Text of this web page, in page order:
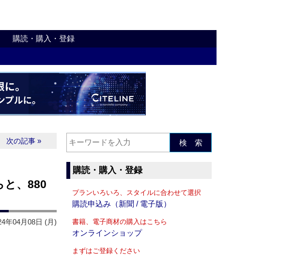
購読・購入・登録
次の記事 »
と、880
年04月08日 (月)
検 索
購読・購入・登録
プランいろいろ、スタイルに合わせて選択
購読申込み（新聞 / 電子版）
書籍、電子商材の購入はこちら
オンラインショップ
まずはご登録ください